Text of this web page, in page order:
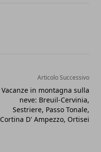
Articolo Successivo
Vacanze in montagna sulla
neve: Breuil-Cervinia,
Sestriere, Passo Tonale,
Cortina D' Ampezzo, Ortisei